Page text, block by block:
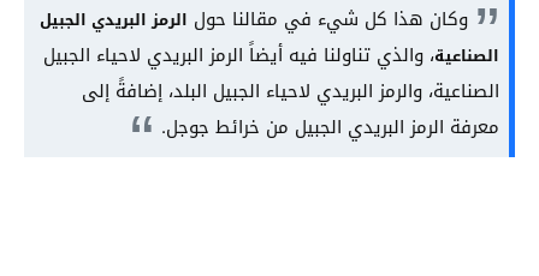
وكان هذا كل شيء في مقالنا حول الرمز البريدي الجبيل
الصناعية، والذي تناولنا فيه أيضاً الرمز البريدي لاحياء الجبيل
الصناعية، والرمز البريدي لاحياء الجبيل البلد، إضافةً إلى
معرفة الرمز البريدي الجبيل من خرائط جوجل.